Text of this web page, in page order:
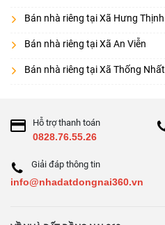
Bán nhà riêng tại Xã Hưng Thịnh
Bán nhà riêng tại Xã An Viễn
Bán nhà riêng tại Xã Thống Nhất
Hỗ trợ thanh toán
0828.76.55.26
Giải đáp thông tin
info@nhadatdongnai360.vn